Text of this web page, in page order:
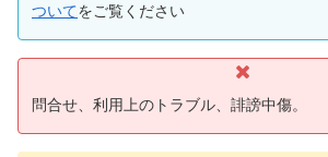
ついてをご覧ください
問合せ、利用上のトラブル、誹謗中傷。